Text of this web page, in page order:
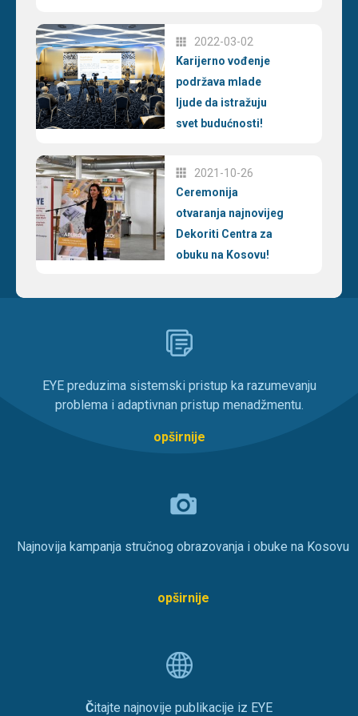
2022-03-02
Karijerno vođenje
podržava mlade
ljude da istražuju
svet budućnosti!
2021-10-26
Ceremonija
otvaranja najnovijeg
Dekoriti Centra za
obuku na Kosovu!
EYE preduzima sistemski pristup ka razumevanju
problema i adaptivnan pristup menadžmentu.
opširnije
Najnovija kampanja stručnog obrazovanja i obuke na Kosovu
opširnije
Čitajte najnovije publikacije iz EYE